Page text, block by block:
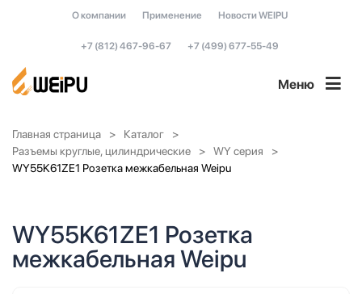
О компании Применение Новости WEIPU
+7 (812) 467-96-67 +7 (499) 677-55-49
Меню
Главная страница
Каталог
Разъемы круглые, цилиндрические
WY серия
WY55K61ZE1 Розетка межкабельная Weipu
WY55K61ZE1 Розетка
межкабельная Weipu